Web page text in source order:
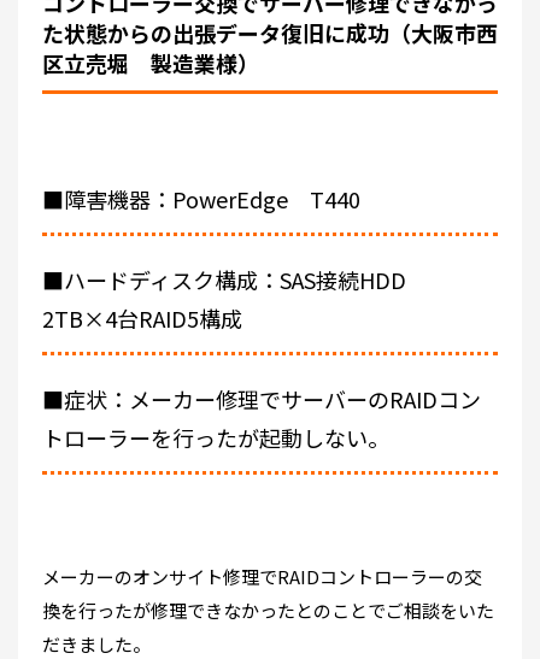
た状態からの出張データ復旧に成功（大阪市西
区立売堀 製造業様）
■障害機器：PowerEdge T440
■ハードディスク構成：SAS接続HDD
2TB×4台RAID5構成
■症状：メーカー修理でサーバーのRAIDコン
トローラーを行ったが起動しない。
メーカーのオンサイト修理でRAIDコントローラーの交
換を行ったが修理できなかったとのことでご相談をいた
だきました。